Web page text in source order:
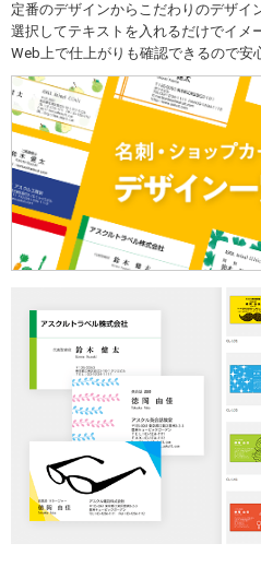
定番のデザインからこだわりのデザイ
選択してテキストを入れるだけでイメ
Web上で仕上がりも確認できるので安